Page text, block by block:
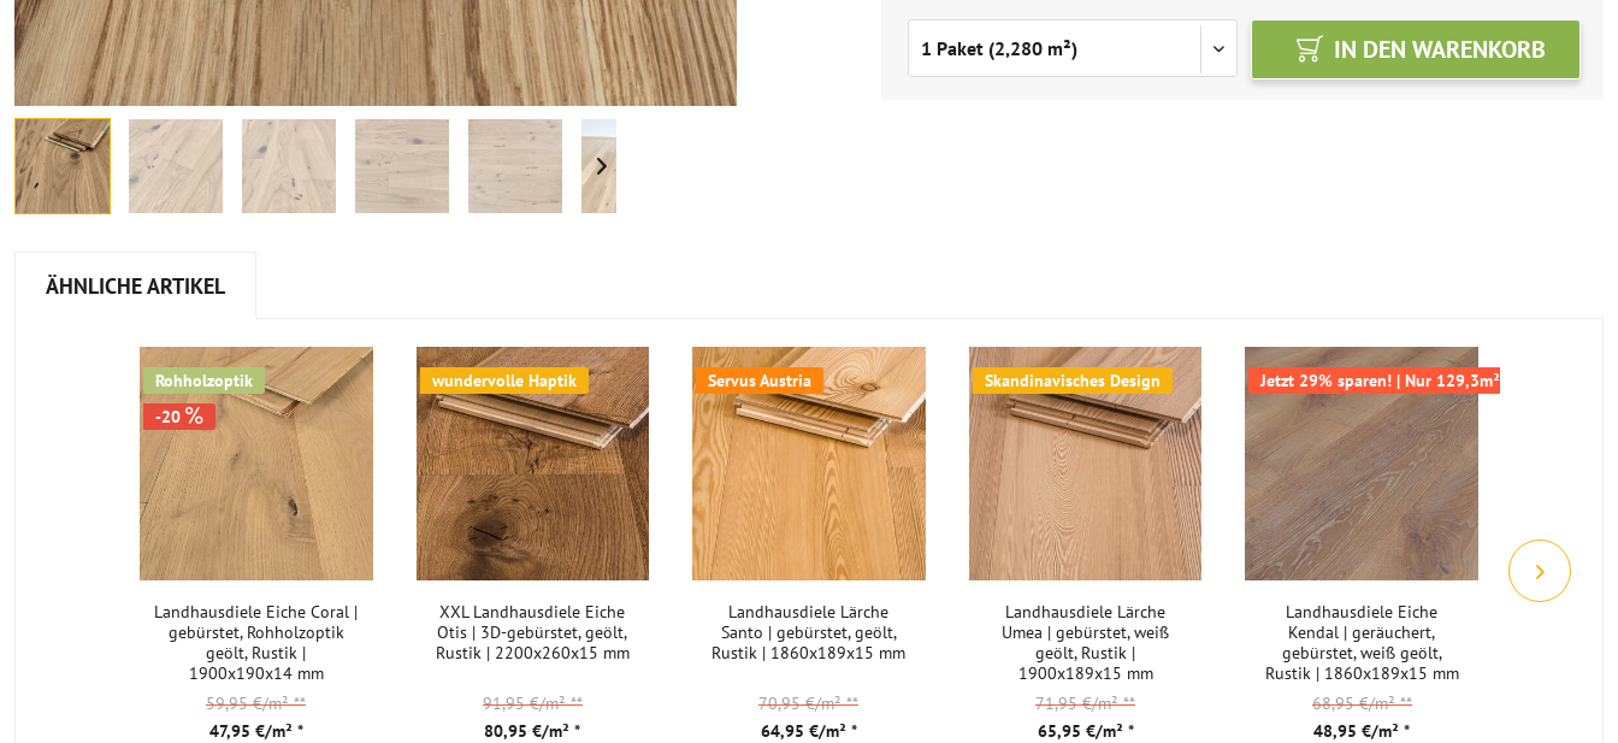
IN DEN WARENKORB
ÄHNLICHE ARTIKEL
Rohholzoptik
-20
Landhausdiele Eiche Coral |
gebürstet, Rohholzoptik
geölt, Rustik |
1900x190x14 mm
47,95 €/m² *
59,95 €/m²**
wundervolle Haptik
XXL Landhausdiele Eiche
Otis | 3D-gebürstet, geölt,
Rustik | 2200x260x15 mm
80,95 €/m² *
91,95 €/m²**
Servus Austria
Landhausdiele Lärche
Santo | gebürstet, geölt,
Rustik | 1860x189x15 mm
64,95 €/m² *
70,95 €/m²**
Skandinavisches Design
Landhausdiele Lärche
Umea | gebürstet, weiß
geölt, Rustik |
1900x189x15 mm
65,95 €/m² *
71,95 €/m²**
Jetzt 29% sparen! | Nur 129,3m² verfügbar
Landhausdiele Eiche
Kendal | geräuchert,
gebürstet, weiß geölt,
Rustik | 1860x189x15 mm
48,95 €/m² *
68,95 €/m²**